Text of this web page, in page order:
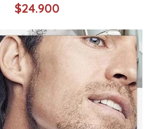
$24.900